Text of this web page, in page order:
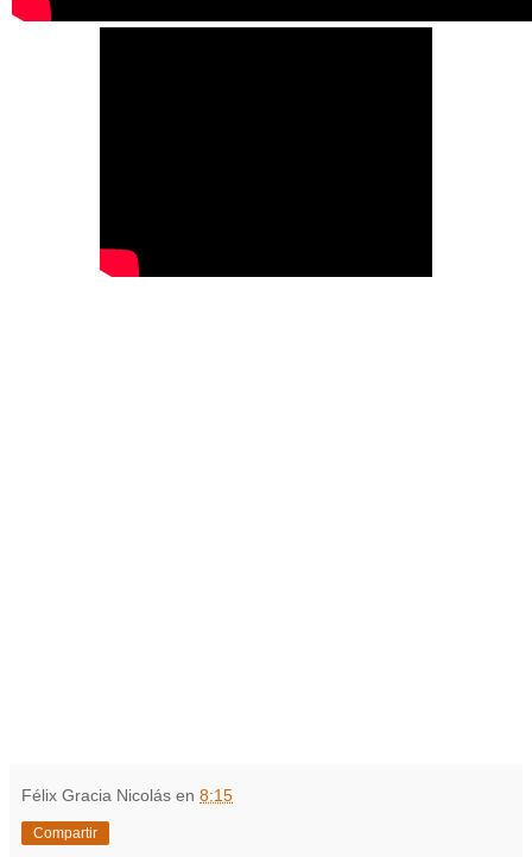
Félix Gracia Nicolás en 8:15
Compartir